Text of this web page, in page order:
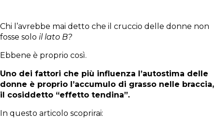
Chi l’avrebbe mai detto che il cruccio delle donne non
fosse solo il lato B?
Ebbene è proprio così.
Uno dei fattori che più influenza l’autostima delle
donne è proprio l’accumulo di grasso nelle braccia,
il cosiddetto “effetto tendina”.
In questo articolo scoprirai: